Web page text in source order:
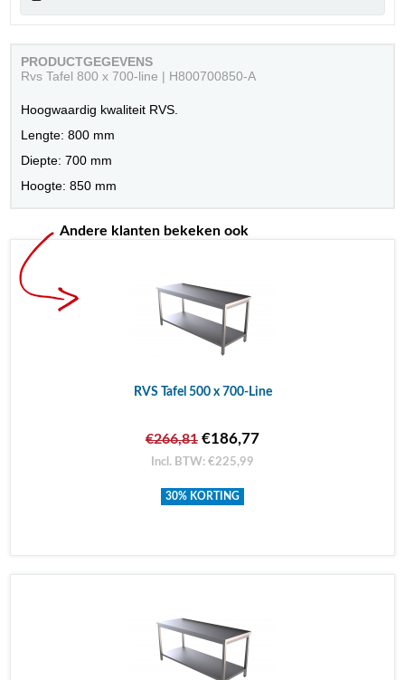
PRODUCTGEGEVENS
Rvs Tafel 800 x 700-line | H800700850-A
Hoogwaardig kwaliteit RVS.
Lengte: 800 mm
Diepte: 700 mm
Hoogte: 850 mm
Andere klanten bekeken ook
RVS Tafel 500 x 700-Line
€266,81 €186,77
Incl. BTW: €225,99
30% KORTING